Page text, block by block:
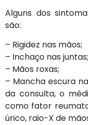
Alguns dos
são:
– Rigidez nas mãos;
– Inchaço nas juntas;
– Mãos roxas;
– Mancha escura
da consulta, o
como fator
úrico, raio-X de